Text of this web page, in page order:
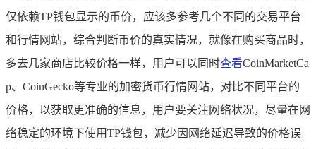
仅依赖TP钱包显示的币价，应该多参考几个不同的交易平台
和行情网站，综合判断币价的真实情况，就像在购买商品时，
多去几家商店比较价格一样，用户可以同时查看CoinMarketCa
p、CoinGecko等专业的加密货币行情网站，对比不同平台的
价格，以获取更准确的信息，用户要关注网络状况，尽量在网
络稳定的环境下使用TP钱包，减少因网络延迟导致的价格误